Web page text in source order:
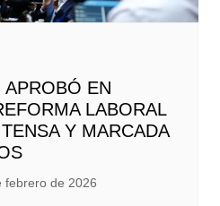
EN
LABORAL
Y MARCADA
febrero de 2026